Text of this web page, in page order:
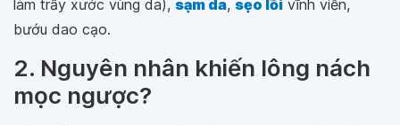
làm trầy xước vùng da), sạm da, sẹo lồi vĩnh viễn,
bướu dao cạo.
2. Nguyên nhân khiến lông nách
mọc ngược?